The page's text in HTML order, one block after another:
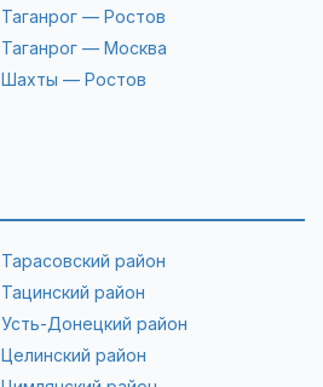
Таганрог — Ростов
Таганрог — Москва
Шахты — Ростов
Тарасовский район
Тацинский район
Усть-Донецкий район
Целинский район